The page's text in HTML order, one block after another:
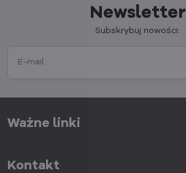
Newsletter
Subskrybuj nowości:
Ważne linki
Kontakt